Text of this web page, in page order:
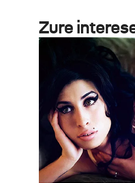
Zure